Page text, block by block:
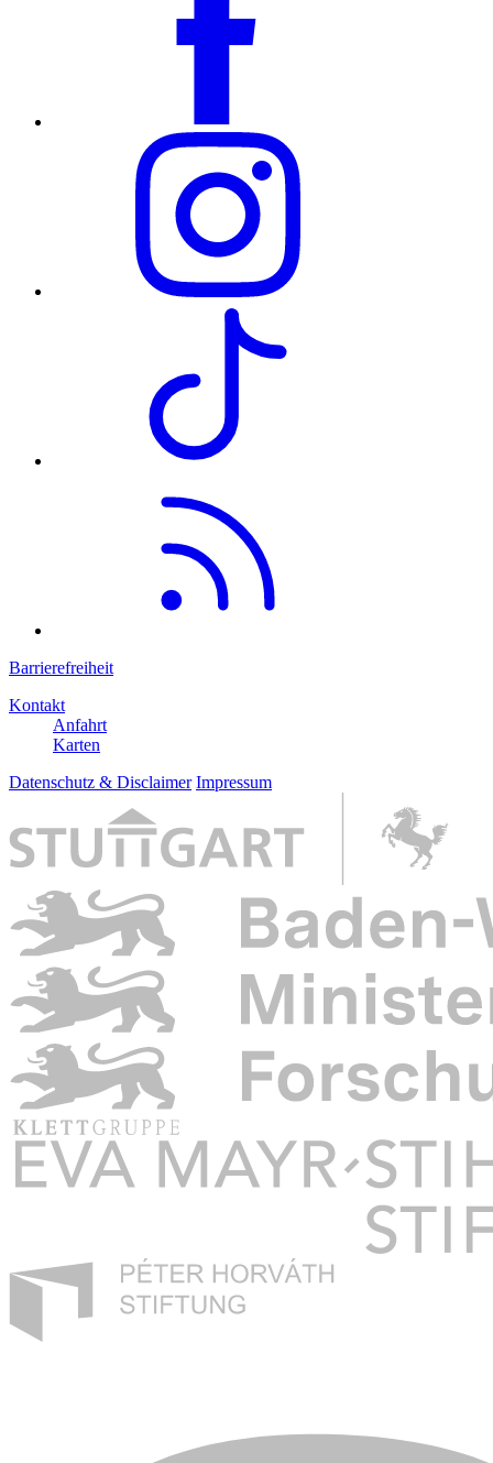
Barrierefreiheit
Kontakt
Anfahrt
Karten
Datenschutz & Disclaimer Impressum